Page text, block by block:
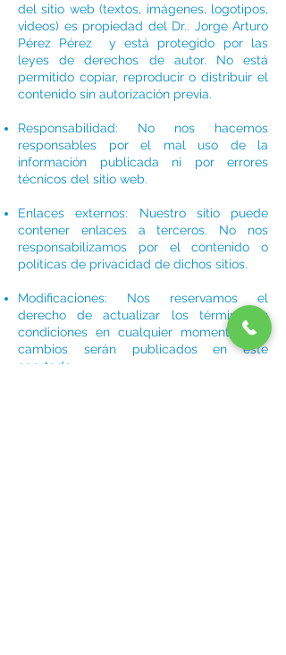
del sitio web (textos, imágenes, logotipos,
videos) es propiedad del Dr.. Jorge Arturo
Pérez Pérez y está protegido por las
leyes de derechos de autor. No está
permitido copiar, reproducir o distribuir el
contenido sin autorización previa.
Responsabilidad: No nos hacemos
responsables por el mal uso de la
información publicada ni por errores
técnicos del sitio web.
Enlaces externos: Nuestro sitio puede
contener enlaces a terceros. No nos
responsabilizamos por el contenido o
políticas de privacidad de dichos sitios.
Modificaciones: Nos reservamos el
derecho de actualizar los términos y
condiciones en cualquier momento. Los
cambios serán publicados en este
apartado.